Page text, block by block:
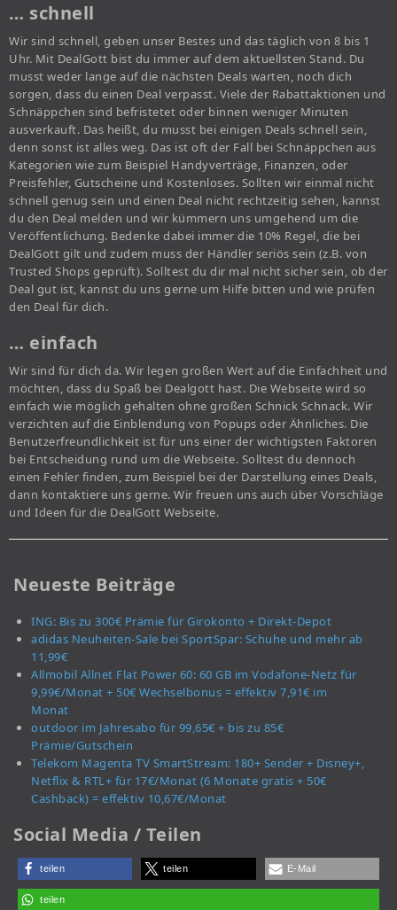
… schnell
Wir sind schnell, geben unser Bestes und das täglich von 8 bis 1
Uhr. Mit DealGott bist du immer auf dem aktuellsten Stand. Du
musst weder lange auf die nächsten Deals warten, noch dich
sorgen, dass du einen Deal verpasst. Viele der Rabattaktionen und
Schnäppchen sind befristetet oder binnen weniger Minuten
ausverkauft. Das heißt, du musst bei einigen Deals schnell sein,
denn sonst ist alles weg. Das ist oft der Fall bei Schnäppchen aus
Kategorien wie zum Beispiel Handyverträge, Finanzen, oder
Preisfehler, Gutscheine und Kostenloses. Sollten wir einmal nicht
schnell genug sein und einen Deal nicht rechtzeitig sehen, kannst
du den Deal melden und wir kümmern uns umgehend um die
Veröffentlichung. Bedenke dabei immer die 10% Regel, die bei
DealGott gilt und zudem muss der Händler seriös sein (z.B. von
Trusted Shops geprüft). Solltest du dir mal nicht sicher sein, ob der
Deal gut ist, kannst du uns gerne um Hilfe bitten und wie prüfen
den Deal für dich.
… einfach
Wir sind für dich da. Wir legen großen Wert auf die Einfachheit und
möchten, dass du Spaß bei Dealgott hast. Die Webseite wird so
einfach wie möglich gehalten ohne großen Schnick Schnack. Wir
verzichten auf die Einblendung von Popups oder Ähnliches. Die
Benutzerfreundlichkeit ist für uns einer der wichtigsten Faktoren
bei Entscheidung rund um die Webseite. Solltest du dennoch
einen Fehler finden, zum Beispiel bei der Darstellung eines Deals,
dann kontaktiere uns gerne. Wir freuen uns auch über Vorschläge
und Ideen für die DealGott Webseite.
Neueste Beiträge
ING: Bis zu 300€ Prämie für Girokonto + Direkt-Depot
adidas Neuheiten-Sale bei SportSpar: Schuhe und mehr ab
11,99€
Allmobil Allnet Flat Power 60: 60 GB im Vodafone-Netz für
9,99€/Monat + 50€ Wechselbonus = effektiv 7,91€ im
Monat
outdoor im Jahresabo für 99,65€ + bis zu 85€
Prämie/Gutschein
Telekom Magenta TV SmartStream: 180+ Sender + Disney+,
Netflix & RTL+ für 17€/Monat (6 Monate gratis + 50€
Cashback) = effektiv 10,67€/Monat
Social Media / Teilen
teilen teilen E-Mail
teilen